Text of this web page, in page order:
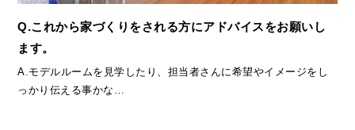
Q.これから家づくりをされる方にアドバイスをお願いし
ます。
A.モデルルームを見学したり、担当者さんに希望やイメージをし
っかり伝える事かな…